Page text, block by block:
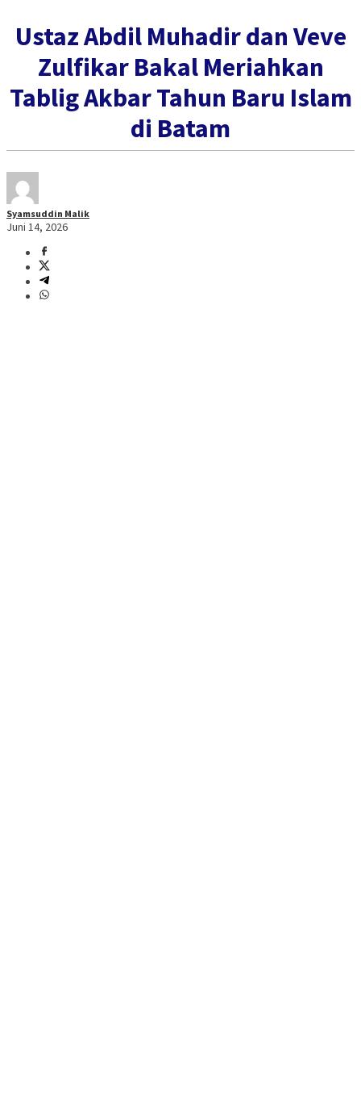
Ustaz Abdil Muhadir dan Veve
Zulfikar Bakal Meriahkan
Tablig Akbar Tahun Baru Islam
di Batam
Syamsuddin Malik
Juni 14, 2026